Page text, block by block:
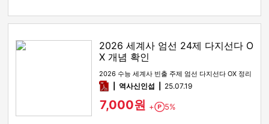
2026 세계사 엄선 24제 다지선다 O
X 개념 확인
2026 수능 세계사 빈출 주제 엄선 다지선다 OX 정리
pdf역사신인섭 25.07.19
7,000원 + Point
5%